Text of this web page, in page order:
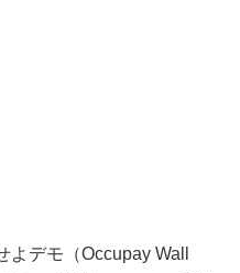
デモ（Occupay Wall